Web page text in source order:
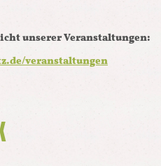
unserer Veranstaltungen:
veranstaltungen